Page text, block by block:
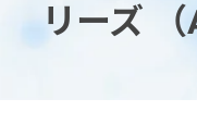
リーズ （